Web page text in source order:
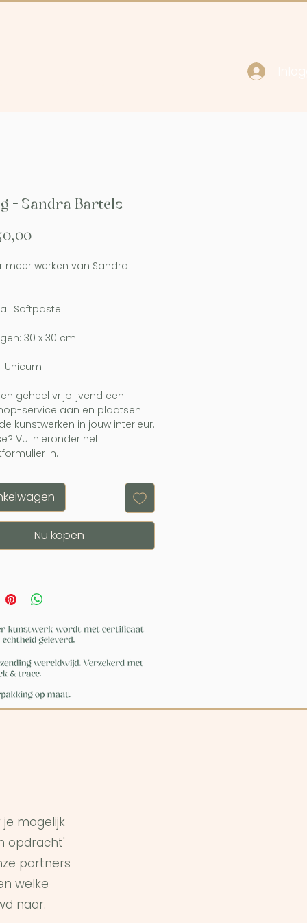
- Sandra Bartels
Prijs
meer werken van Sandra
Softpastel
30 x 30 cm
Unicum
geheel vrijblijvend een
service aan en plaatsen
kunstwerken in jouw interieur.
Vul hieronder het
in.
Nu kopen
mogelijk
opdracht'
partners
welke
naar.